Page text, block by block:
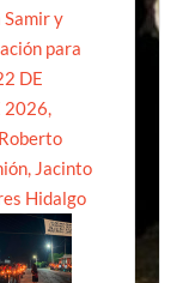
Samir y
para
DE
2026,
Jacinto
Hidalgo